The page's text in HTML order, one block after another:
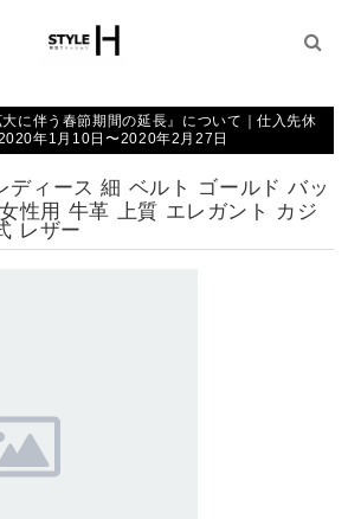
大に伴う春節期間の延長』について｜仕入先休
年1月10日〜2020年2月27日
ディース 細 ベルト ゴールド バッ
性用 牛革 上質 エレガント カジ
レザー